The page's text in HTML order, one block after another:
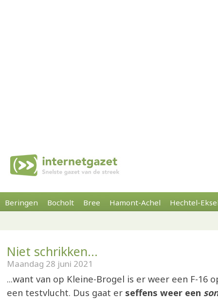
Beringen Bocholt Bree Hamont-Achel Hechtel-
Niet schrikken...
Maandag 28 juni 2021
...want van op Kleine-Brogel is er weer een F-16
een testvlucht. Dus gaat er seffens weer een